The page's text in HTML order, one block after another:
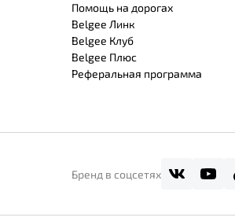
Помощь на дорогах
Belgee Линк
Belgee Клуб
Belgee Плюс
Реферальная программа
Бренд в соцсетях